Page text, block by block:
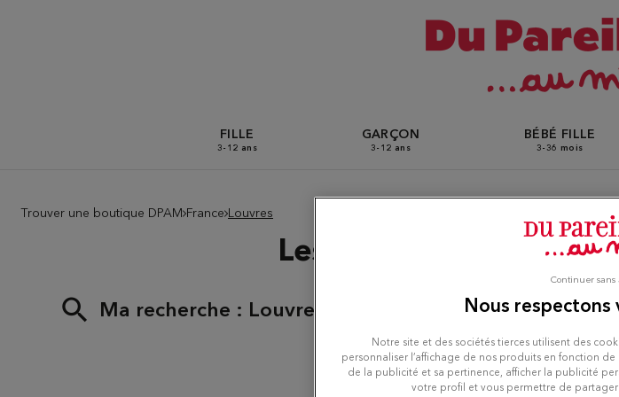
FILLE
3-12 ans
GARÇON
3-12 ans
BÉBÉ FILLE
3-36 mois
Trouver une boutique DPAM France Louvres
Les boutiques Du
Ma recherche : Louvres Nous respectons
Notre site et des sociétés tierces utilisent des
personnaliser l’affichage de nos produits en fonction
de la publicité et sa pertinence, afficher la publicité
votre profil et vous permettre de partager
Continuer sans